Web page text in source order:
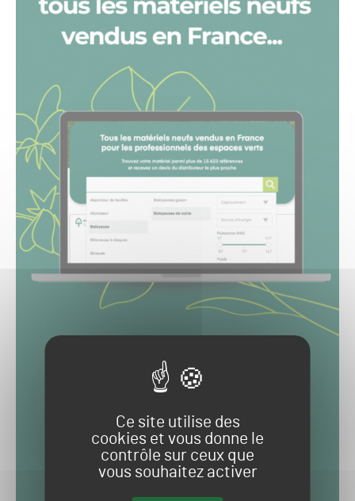
Ce site utilise des
cookies et vous donne le
contrôle sur ceux que
vous souhaitez activer